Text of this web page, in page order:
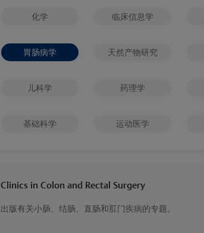
化学 临床信息学
胃肠病学 天然产物研究
儿科学 药理学
基础科学 运动医学
Clinics in Colon and Rectal Surgery
出版有关小肠、结肠、直肠和肛门疾病的专题。